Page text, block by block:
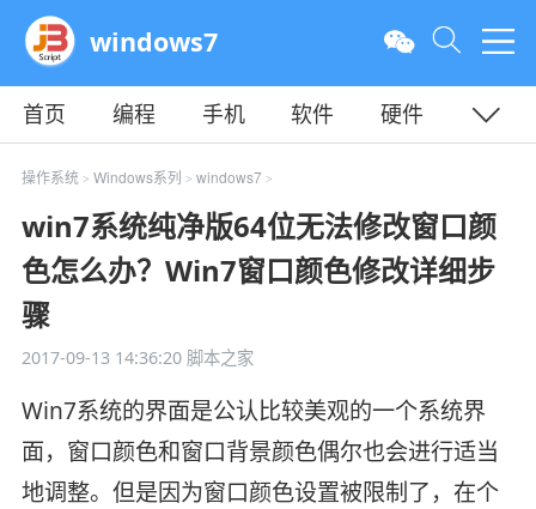
windows7
首页 编程 手机 软件
硬件
教程
平面 服务器
操作系统> Windows系列 > windows7 >
win7系统纯净版64位无法修改窗口颜
色怎么办？Win7窗口颜色修改详细步
骤
2017-09-13 14:36:20脚本之家
Win7系统的界面是公认比较美观的一个系统界
面，窗口颜色和窗口背景颜色偶尔也会进行适当
地调整。但是因为窗口颜色设置被限制了，在个